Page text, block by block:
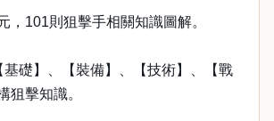
101則狙擊手相關知識圖解。
礎】、【裝備】、【技術】、【戰
狙擊知識。